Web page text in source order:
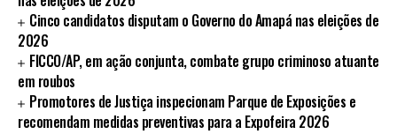
Cinco candidatos disputam o Governo do Amapá nas eleições de
2026
FICCO/AP, em ação conjunta, combate grupo criminoso atuante
em roubos
Promotores de Justiça inspecionam Parque de Exposições e
recomendam medidas preventivas para a Expofeira 2026